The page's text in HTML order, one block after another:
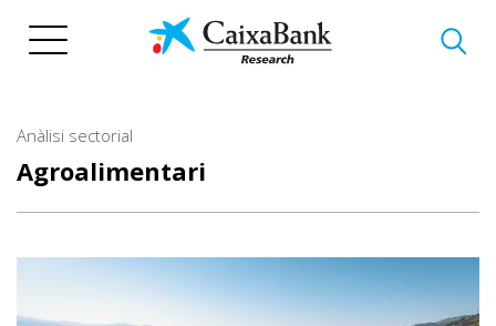
Anàlisi sectorial
Agroalimentari